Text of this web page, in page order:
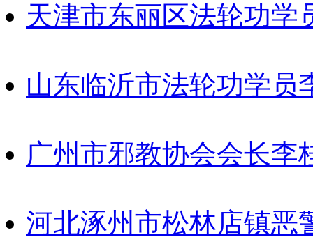
天津市东丽区法轮功学
山东临沂市法轮功学员
广州市邪教协会会长李
河北涿州市松林店镇恶